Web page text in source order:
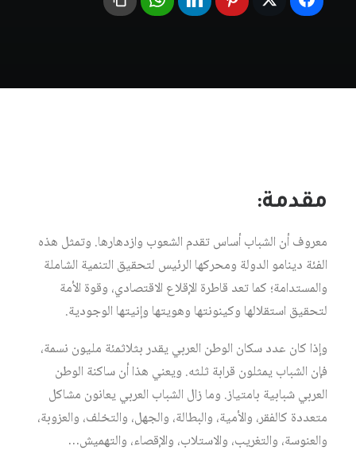
مقدمة:
معروف أن الشباب أساس تقدم الشعوب وازدهارها. وتمثل هذه
الفئة دينامو الدولة ومحركها الرئيس لتحقيق التنمية الشاملة
والمستدامة؛ كما تعد قاطرة الإقلاع الاقتصادي، وقوة الأمة
لتحقيق استقلالها وكينونتها وهويتها وإنيتها الوجودية.
وإذا كان عدد سكان الوطن العربي يقدر بثلاثمئة مليون نسمة،
فإن الشباب يمثلون قرابة ثلثه. ويعني هذا أن ساكنة الوطن
العربي شبابية بامتياز. وما زال الشباب العربي يعانون مشاكل
متعددة كالفقر، والأمية، والبطالة، والجهل، والتخلف، والعزوبة،
والعنوسة، والتغريب، والاستلاب، والإقصاء، والتهميش…